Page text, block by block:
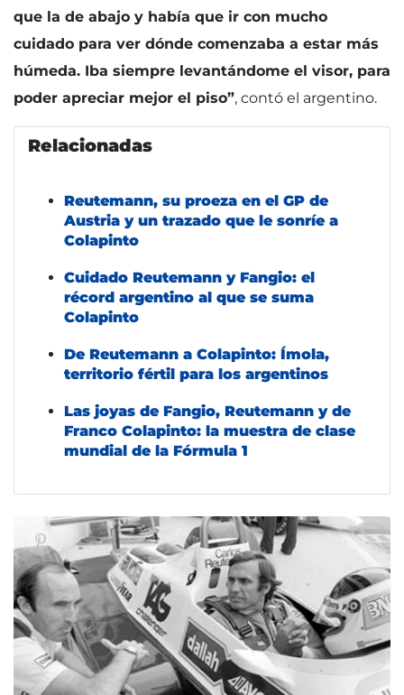
que la de abajo y había que ir con mucho
cuidado para ver dónde comenzaba a estar más
húmeda. Iba siempre levantándome el visor, para
poder apreciar mejor el piso”, contó el argentino.
Relacionadas
Reutemann, su proeza en el GP de
Austria y un trazado que le sonríe a
Colapinto
Cuidado Reutemann y Fangio: el
récord argentino al que se suma
Colapinto
De Reutemann a Colapinto: Ímola,
territorio fértil para los argentinos
Las joyas de Fangio, Reutemann y de
Franco Colapinto: la muestra de clase
mundial de la Fórmula 1